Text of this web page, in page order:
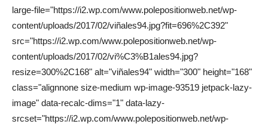
large-file="https://i2.wp.com/www.polepositionweb.net/wp-
content/uploads/2017/02/viñales94.jpg?fit=696%2C392"
src="https://i2.wp.com/www.polepositionweb.net/wp-
content/uploads/2017/02/vi%C3%B1ales94.jpg?
resize=300%2C168" alt="viñales94" width="300" height="168"
class="alignnone size-medium wp-image-93519 jetpack-lazy-
image" data-recalc-dims="1" data-lazy-
srcset="https://i2.wp.com/www.polepositionweb.net/wp-